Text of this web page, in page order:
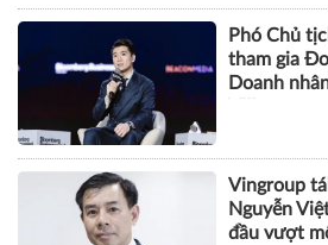
Phó Chủ
tham gia
Doanh
Vingroup
Nguyễn
đầu vượt